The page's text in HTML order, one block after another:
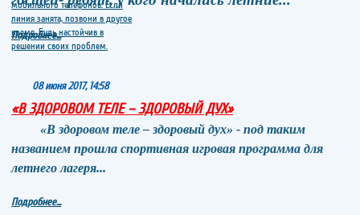
Подробнее...
08 июня 2017, 14:58
«В ЗДОРОВОМ ТЕЛЕ – ЗДОРОВЫЙ ДУХ»
«В здоровом теле – здоровый дух» - под таким
названием прошла спортивная игровая программа для
летнего лагеря...
Подробнее...